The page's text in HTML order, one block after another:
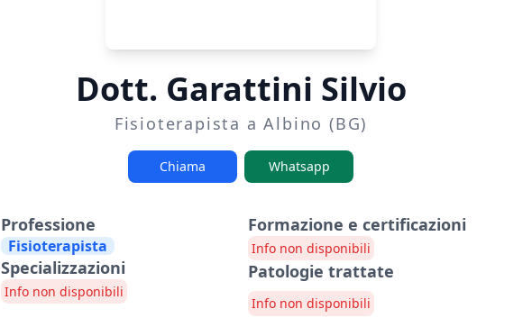
Dott. Garattini Silvio
Fisioterapista a Albino (BG)
Chiama Whatsapp
Professione
Fisioterapista
Specializzazioni
Info non disponibili
Formazione e certificazioni
Info non disponibili
Patologie trattate
Info non disponibili